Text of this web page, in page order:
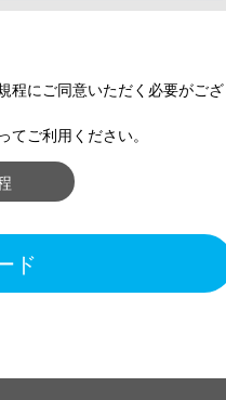
程にご同意いただく必要がござ
ご利用ください。
ド